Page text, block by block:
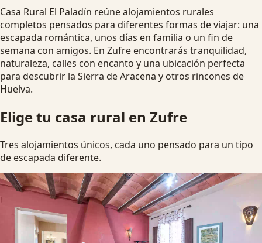
Ver disponibilidadEscapada romántica
Casa Rural El Paladín reúne alojamientos rurales
completos pensados para diferentes formas de viajar: una
escapada romántica, unos días en familia o un fin de
semana con amigos. En Zufre encontrarás tranquilidad,
naturaleza, calles con encanto y una ubicación perfecta
para descubrir la Sierra de Aracena y otros rincones de
Huelva.
Elige tu casa rural en Zufre
Tres alojamientos únicos, cada uno pensado para un tipo
de escapada diferente.